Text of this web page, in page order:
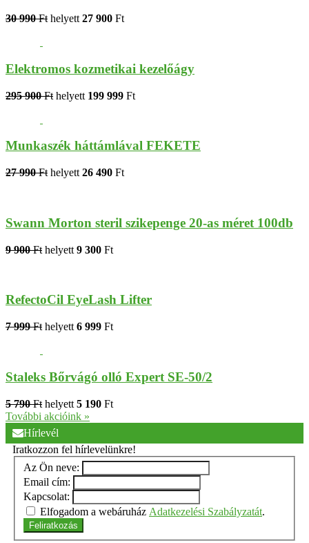
30 990 Ft helyett 27 900 Ft
Elektromos kozmetikai kezelőágy
295 900 Ft helyett 199 999 Ft
Munkaszék háttámlával FEKETE
27 990 Ft helyett 26 490 Ft
Swann Morton steril szikepenge 20-as méret 100db
9 900 Ft helyett 9 300 Ft
RefectoCil EyeLash Lifter
7 999 Ft helyett 6 999 Ft
Staleks Bőrvágó olló Expert SE-50/2
5 790 Ft helyett 5 190 Ft
További akcióink »
Hírlevél
Iratkozzon fel hírlevelünkre!
Az Ön neve:
Email cím:
Kapcsolat:
Elfogadom a webáruház Adatkezelési Szabályzatát.
Feliratkozás